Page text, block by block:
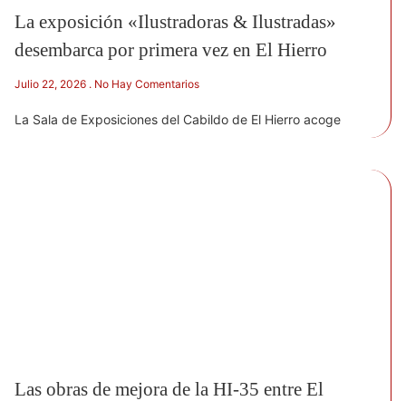
La exposición «Ilustradoras & Ilustradas»
desembarca por primera vez en El Hierro
Julio 22, 2026 No Hay Comentarios
La Sala de Exposiciones del Cabildo de El Hierro acoge
Las obras de mejora de la HI-35 entre El